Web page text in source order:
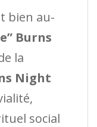
bien au-
Burns
la
Night
social